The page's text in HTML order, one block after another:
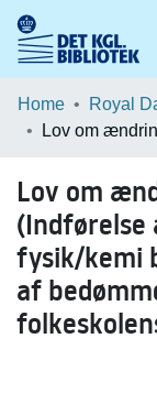
Communities &
Statistics
Home Royal
Lov om
fysik/kemi
af